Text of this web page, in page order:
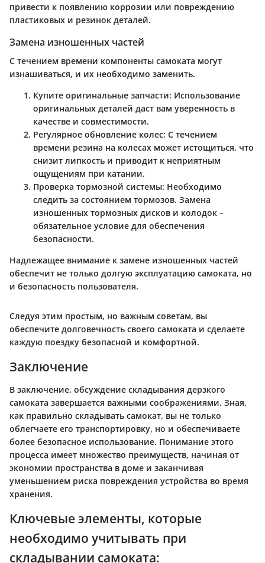
привести к появлению коррозии или повреждению
пластиковых и резинок деталей.
Замена изношенных частей
С течением времени компоненты самоката могут
изнашиваться, и их необходимо заменить.
Купите оригинальные запчасти: Использование
оригинальных деталей даст вам уверенность в
качестве и совместимости.
Регулярное обновление колес: С течением
времени резина на колесах может истощиться, что
снизит липкость и приводит к неприятным
ощущениям при катании.
Проверка тормозной системы: Необходимо
следить за состоянием тормозов. Замена
изношенных тормозных дисков и колодок –
обязательное условие для обеспечения
безопасности.
Надлежащее внимание к замене изношенных частей
обеспечит не только долгую эксплуатацию самоката, но
и безопасность пользователя.
Следуя этим простым, но важным советам, вы
обеспечите долговечность своего самоката и сделаете
каждую поездку безопасной и комфортной.
Заключение
В заключение, обсуждение складывания дерзкого
самоката завершается важными соображениями. Зная,
как правильно складывать самокат, вы не только
облегчаете его транспортировку, но и обеспечиваете
более безопасное использование. Понимание этого
процесса имеет множество преимуществ, начиная от
экономии пространства в доме и заканчивая
уменьшением риска повреждения устройства во время
хранения.
Ключевые элементы, которые
необходимо учитывать при
складывании самоката: